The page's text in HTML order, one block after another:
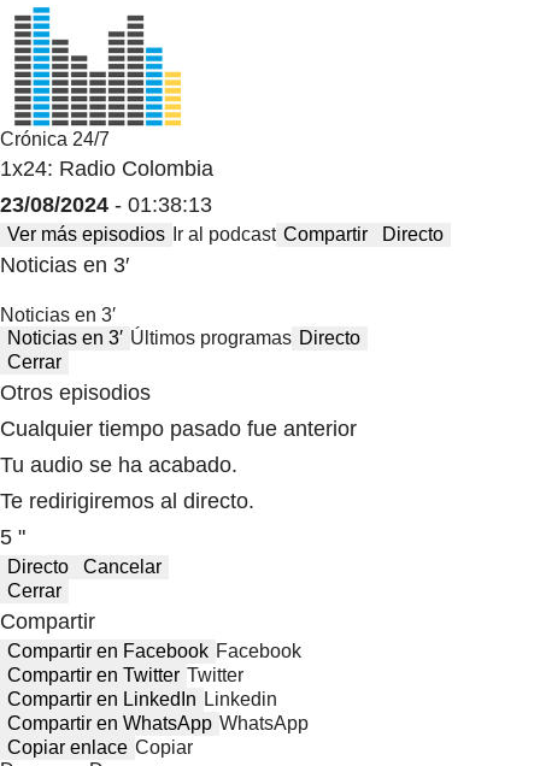
Crónica 24/7
1x24: Radio Colombia
23/08/2024 - 01:38:13
Ver más episodios Ir al podcast Compartir Directo
Noticias en 3′
Noticias en 3′
Noticias en 3′ Últimos programas Directo
Cerrar
Otros episodios
Cualquier tiempo pasado fue anterior
Tu audio se ha acabado.
Te redirigiremos al directo.
5 "
Directo
Cancelar
Cerrar
Compartir
Compartir en Facebook Facebook
Compartir en Twitter Twitter
Compartir en LinkedIn Linkedin
Compartir en WhatsApp WhatsApp
Copiar enlace Copiar